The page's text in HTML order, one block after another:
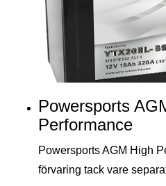
Powersports
Performance
Powersports AGM High
förvaring tack vare